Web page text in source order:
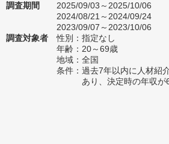
調査期間
2025/09/03～2025/10/06
2024/08/21～2024/09/24
2023/09/07～2023/10/06
調査対象者
性別：指定なし
年齢：20～69歳
地域：全国
条件：過去7年以内に人材紹
あり、決定時の年収が